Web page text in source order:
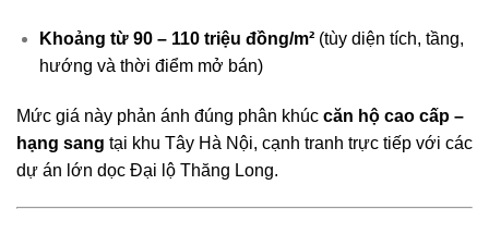
Khoảng từ 90 – 110 triệu đồng/m²(tùy diện tích, tầng,
hướng và thời điểm mở bán)
Mức giá này phản ánh đúng phân khúc căn hộ cao cấp –
hạng sang tại khu Tây Hà Nội, cạnh tranh trực tiếp với các
dự án lớn dọc Đại lộ Thăng Long.